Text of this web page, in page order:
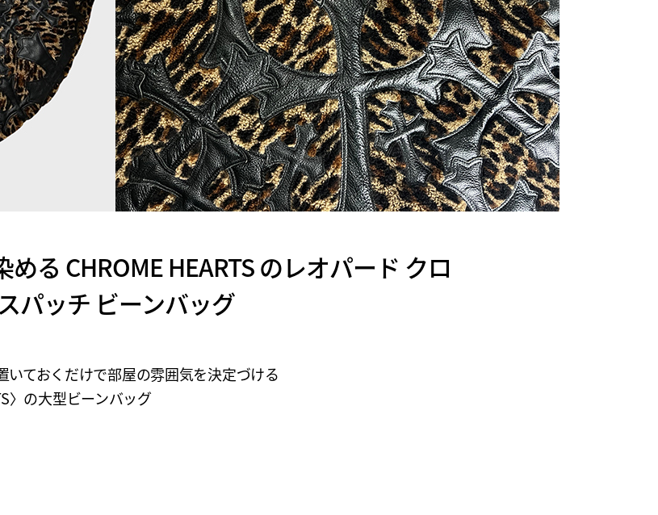
る CHROME HEARTS のレオパード クロ
スパッチ ビーンバッグ
いておくだけで部屋の雰囲気を決定づける
〉の大型ビーンバッグ